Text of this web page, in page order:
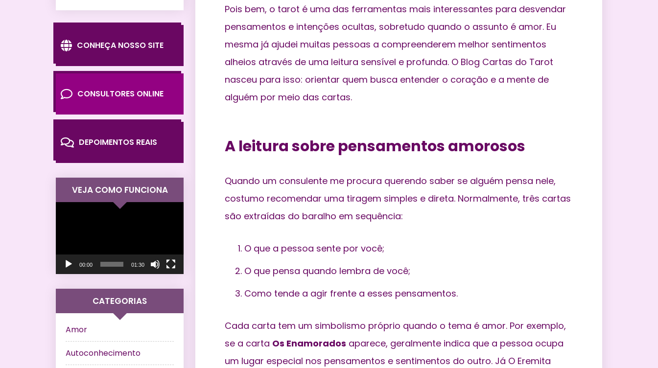
Pois bem, o tarot é uma das ferramentas mais interessantes para desvendar
pensamentos e intenções ocultas, sobretudo quando o assunto é amor. Eu
mesma já ajudei muitas pessoas a compreenderem melhor sentimentos
alheios através de uma leitura sensível e profunda. O Blog Cartas do Tarot
nasceu para isso: orientar quem busca entender o coração e a mente de
alguém por meio das cartas.
A leitura sobre pensamentos amorosos
Quando um consulente me procura querendo saber se alguém pensa nele,
costumo recomendar uma tiragem simples e direta. Normalmente, três cartas
são extraídas do baralho em sequência:
O que a pessoa sente por você;
O que pensa quando lembra de você;
Como tende a agir frente a esses pensamentos.
Cada carta tem um simbolismo próprio quando o tema é amor. Por exemplo,
se a carta Os Enamorados aparece, geralmente indica que a pessoa ocupa
um lugar especial nos pensamentos e sentimentos do outro. Já O Eremita
CONHEÇA NOSSO SITE
CONSULTORES ONLINE
DEPOIMENTOS REAIS
VEJA COMO FUNCIONA
00:00 01:30
CATEGORIAS
Amor
Autoconhecimento